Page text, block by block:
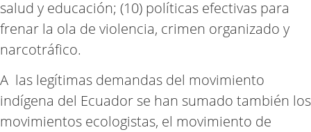
salud y educación; (10) políticas efectivas para
frenar la ola de violencia, crimen organizado y
narcotráfico.
A las legítimas demandas del movimiento
indígena del Ecuador se han sumado también los
movimientos ecologistas, el movimiento de